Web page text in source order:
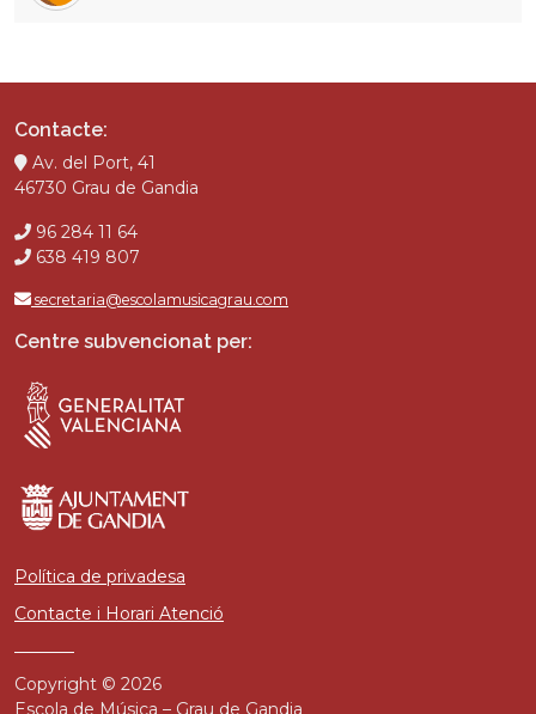
Contacte:
Av. del Port, 41
46730 Grau de Gandia
96 284 11 64
638 419 807
secretaria@escolamusicagrau.com
Centre subvencionat per:
Política de privadesa
Contacte i Horari Atenció
Copyright © 2026
Escola de Música – Grau de Gandia